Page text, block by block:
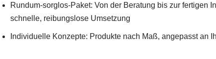
Rundum-sorglos-Paket: Von der Beratung bis zur fertigen
schnelle, reibungslose Umsetzung
Individuelle Konzepte: Produkte nach Maß, angepasst an